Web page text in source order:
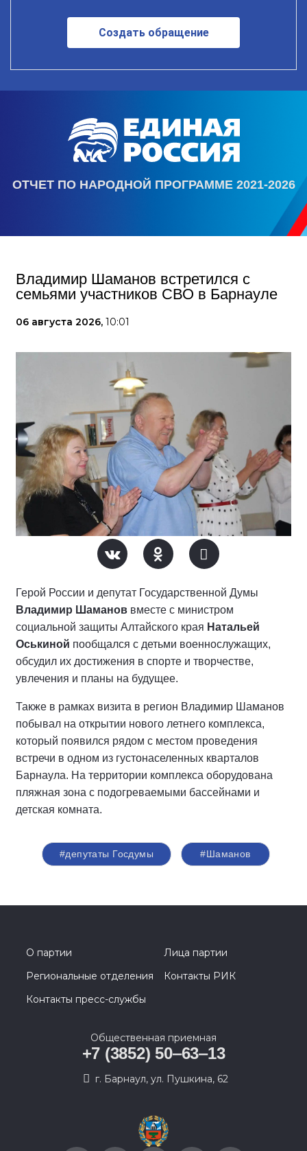
Создать обращение
ОТЧЕТ ПО НАРОДНОЙ ПРОГРАММЕ 2021-2026
Владимир Шаманов встретился с
семьями участников СВО в Барнауле
06 августа 2026, 10:01
Герой России и депутат Государственной Думы
Владимир Шаманов вместе с министром
социальной защиты Алтайского края Натальей
Оськиной пообщался с детьми военнослужащих,
обсудил их достижения в спорте и творчестве,
увлечения и планы на будущее.
Также в рамках визита в регион Владимир Шаманов
побывал на открытии нового летнего комплекса,
который появился рядом с местом проведения
встречи в одном из густонаселенных кварталов
Барнаула. На территории комплекса оборудована
пляжная зона с подогреваемыми бассейнами и
детская комната.
#депутаты Госдумы #Шаманов
О партии
Лица партии
Региональные отделения
Контакты РИК
Контакты пресс-службы
Общественная приемная
+7 (3852) 50‒63‒13
г. Барнаул, ул. Пушкина, 62